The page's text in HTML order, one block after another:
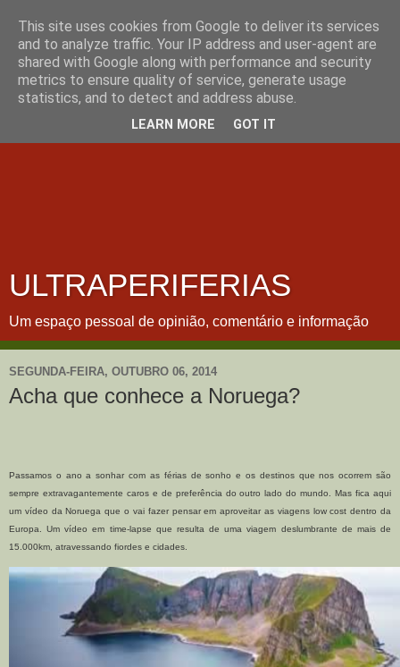
ULTRAPERIFERIAS
Um espaço pessoal de opinião, comentário e informação
SEGUNDA-FEIRA, OUTUBRO 06, 2014
Acha que conhece a Noruega?
Passamos o ano a sonhar com as férias de sonho e os destinos que nos ocorrem são
sempre extravagantemente caros e de preferência do outro lado do mundo. Mas fica aqui
um vídeo da Noruega que o vai fazer pensar em aproveitar as viagens low cost dentro da
Europa. Um vídeo em time-lapse que resulta de uma viagem deslumbrante de mais de
15.000km, atravessando fiordes e cidades.
This site uses cookies from Google to deliver its services
and to analyze traffic. Your IP address and user-agent are
shared with Google along with performance and security
metrics to ensure quality of service, generate usage
statistics, and to detect and address abuse.
LEARN MORE GOT IT